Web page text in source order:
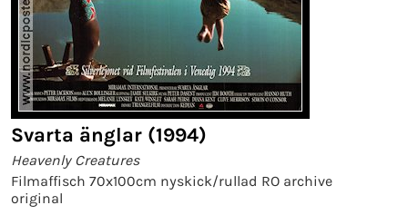
Svarta änglar (1994)
Heavenly Creatures
Filmaffisch 70x100cm nyskick/rullad RO archive
original